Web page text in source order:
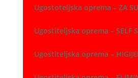
Ugostoteljska oprema – ZA
Ugostiteljska oprema – SELF
Ugostiteljska oprema –